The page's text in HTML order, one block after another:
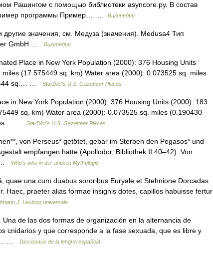
Рашингом с помощью библиотеки asyncore.py. В состав
программы Пример… …
Википедия
значения, см. Медуза (значения). Medusa4 Тип
GmbH …
Википедия
Place in New York Population (2000): 376 Housing Units
(17.575449 sq. km) Water area (2000): 0.073525 sq. miles
sq.… …
StarDict's U.S. Gazetteer Places
in New York Population (2000): 376 Housing Units (2000): 183
sq. km) Water area (2000): 0.073525 sq. miles (0.190430
…
StarDict's U.S. Gazetteer Places
von Perseus* getötet, gebar im Sterben den Pegasos* und
empfangen hatte (Apollodor, Bibliothek II 40–42). Von
…
Who's who in der antiken Mythologie
quae una cum duabus sororibus Euryale et Stehnione Dorcadas
Haec, praeter alias formae insignis dotes, capillos habuisse fertur
J. Lexicon universale
de las dos formas de organización en la alternancia de
cnidarios y que corresponde a la fase sexuada, que es libre y
…
Diccionario de la lengua española